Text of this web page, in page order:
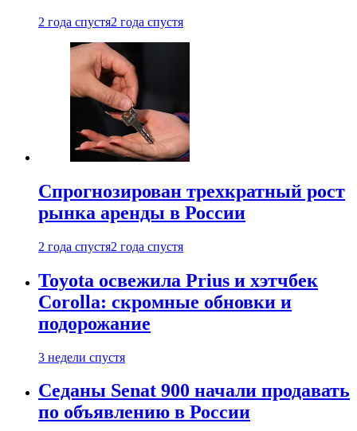
2 года спустя2 года спустя
Спрогнозирован трехкратный рост
рынка аренды в России
2 года спустя2 года спустя
Toyota освежила Prius и хэтчбек
Corolla: скромные обновки и
подорожание
3 недели спустя
Седаны Senat 900 начали продавать
по объявлению в России